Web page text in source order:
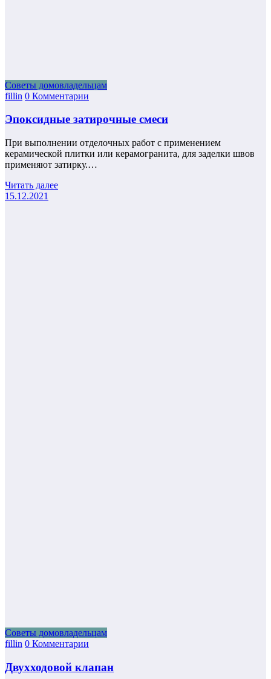
Советы домовладельцам
fillin 0 Комментарии
Эпоксидные затирочные смеси
При выполнении отделочных работ с применением
керамической плитки или керамогранита, для заделки швов
применяют затирку.…
Читать далее
15.12.2021
Советы домовладельцам
fillin 0 Комментарии
Двухходовой клапан